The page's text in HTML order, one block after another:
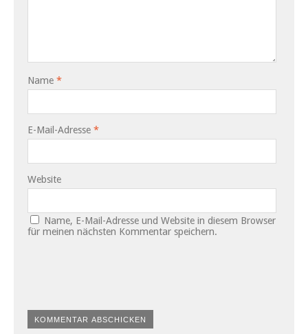
Name *
E-Mail-Adresse *
Website
Name, E-Mail-Adresse und Website in diesem Browser
für meinen nächsten Kommentar speichern.